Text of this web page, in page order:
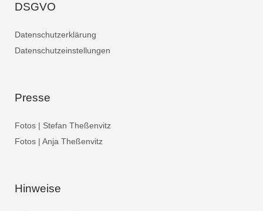
DSGVO
Datenschutzerklärung
Datenschutzeinstellungen
Presse
Fotos | Stefan Theßenvitz
Fotos | Anja Theßenvitz
Hinweise